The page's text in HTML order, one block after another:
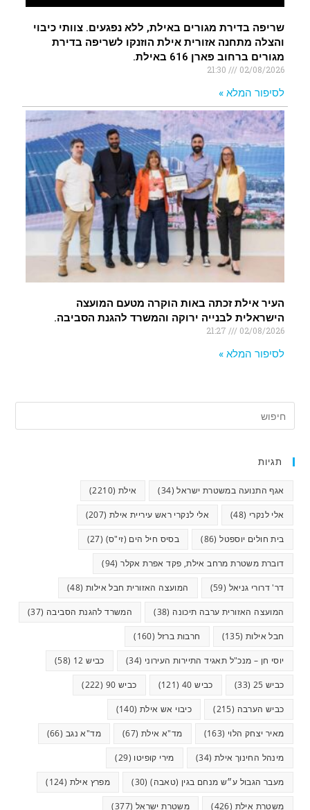
שריפה בדירת מגורים באילת, ללא נפגעים. צוותי כיבוי
והצלה מתחנה אזורית אילת הוזנקו לשריפה בדירת
מגורים ברחוב פארן 616 באילת.
02/08/2026
לסיפור המלא »
העיר אילת זכתה באות הוקרה מטעם המועצה
הישראלית לבנייה ירוקה והמשרד להגנת הסביבה.
02/08/2026
לסיפור המלא »
תגיות
אגף התנועה במשטרת ישראל(34) אילת (2210)
אלי לנקרי (48) אלי לנקרי ראש עיריית אילת (207)
בית חולים יוספטל(86) בסיס חיל הים (זי"ס) (27)
דוברת משטרת מרחב אילת, פקד אפרת אקלר(94)
דר' דרורי גניאל (59) המועצה האזורית חבל אילות (48)
המועצה האזורית ערבה תיכונה (38) המשרד להגנת הסביבה (37)
חבל אילות (135) חרבות ברזל (160)
יוסי חן – מנכ"ל תאגיד התיירות העירוני (34) כביש 12 (58)
כביש 25 (33) כביש 40 (121) כביש 90 (222)
כביש הערבה (215) כיבוי אש אילת (140)
מאיר יצחק הלוי (163) מד"א אילת (67) מד"א נגב (66)
מינהל החינוך אילת (34) מירי קופיטו (29)
מעבר הגבול ע״ש מנחם בגין (טאבה)(30) מפרץ אילת (124)
משטרת אילת (426) משטרת ישראל (377)